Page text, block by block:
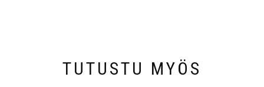
TUTUSTU MYÖS